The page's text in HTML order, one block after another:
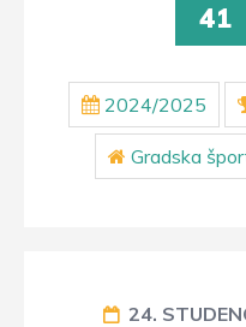
41
2024/2025
Gradska
24.